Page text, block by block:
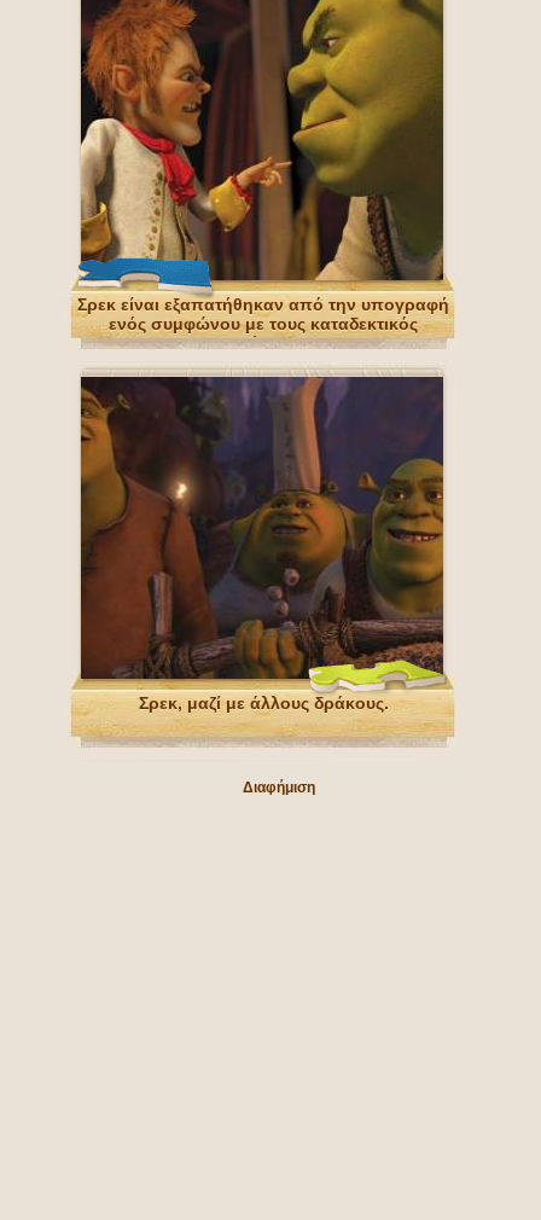
Σρεκ είναι εξαπατήθηκαν από την υπογραφή
ενός συμφώνου με τους καταδεκτικός
διαπραγματευτής Rumpelstiltskin
Σρεκ, μαζί με άλλους δράκους.
Διαφήμιση